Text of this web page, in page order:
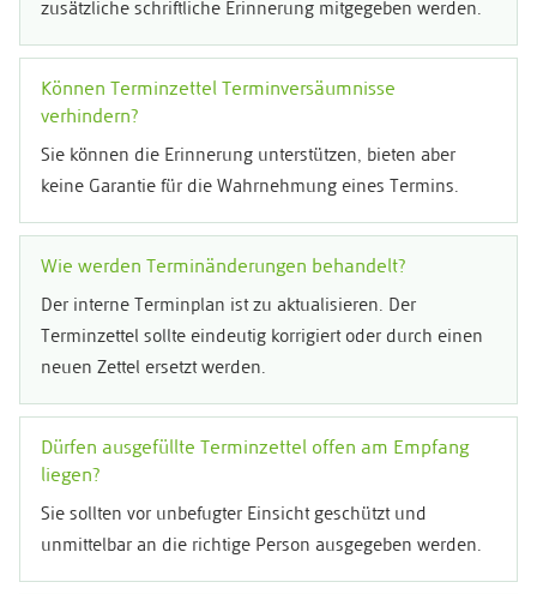
zusätzliche schriftliche Erinnerung mitgegeben werden.
Können Terminzettel Terminversäumnisse
verhindern?
Sie können die Erinnerung unterstützen, bieten aber
keine Garantie für die Wahrnehmung eines Termins.
Wie werden Terminänderungen behandelt?
Der interne Terminplan ist zu aktualisieren. Der
Terminzettel sollte eindeutig korrigiert oder durch einen
neuen Zettel ersetzt werden.
Dürfen ausgefüllte Terminzettel offen am Empfang
liegen?
Sie sollten vor unbefugter Einsicht geschützt und
unmittelbar an die richtige Person ausgegeben werden.